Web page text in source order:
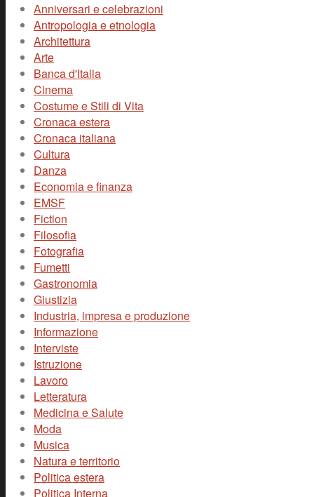
Anniversari e celebrazioni
Antropologia e etnologia
Architettura
Arte
Banca d'Italia
Cinema
Costume e Stili di Vita
Cronaca estera
Cronaca italiana
Cultura
Danza
Economia e finanza
EMSF
Fiction
Filosofia
Fotografia
Fumetti
Gastronomia
Giustizia
Industria, impresa e produzione
Informazione
Interviste
Istruzione
Lavoro
Letteratura
Medicina e Salute
Moda
Musica
Natura e territorio
Politica estera
Politica Interna